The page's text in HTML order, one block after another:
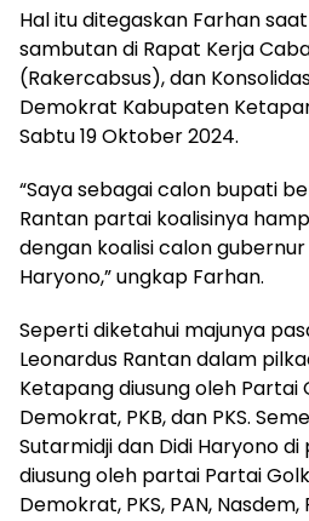
Hal itu ditegaskan Farhan
sambutan di Rapat Kerja
(Rakercabsus), dan
Demokrat Kabupaten
Sabtu 19 Oktober 2024.
“Saya sebagai calon bupati
Rantan partai koalisinya
dengan koalisi calon
Haryono,” ungkap Farhan.
Seperti diketahui majunya
Leonardus Rantan dalam
Ketapang diusung oleh Partai
Demokrat, PKB, dan PKS.
Sutarmidji dan Didi Haryono
diusung oleh partai Partai
Demokrat, PKS, PAN, Nasdem,